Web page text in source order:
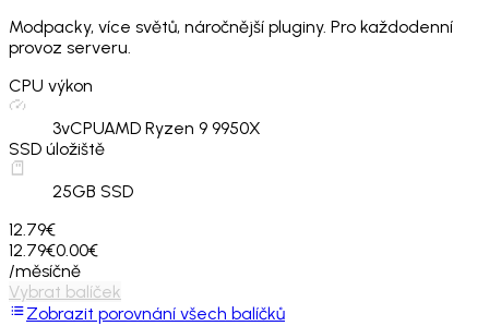
Modpacky, více světů, náročnější pluginy. Pro každodenní
provoz serveru.
CPU výkon
3vCPUAMD Ryzen 9 9950X
SSD úložiště
25GB SSD
12.79€
12.79€0.00€
/měsíčně
Vybrat balíček
Zobrazit porovnání všech balíčků